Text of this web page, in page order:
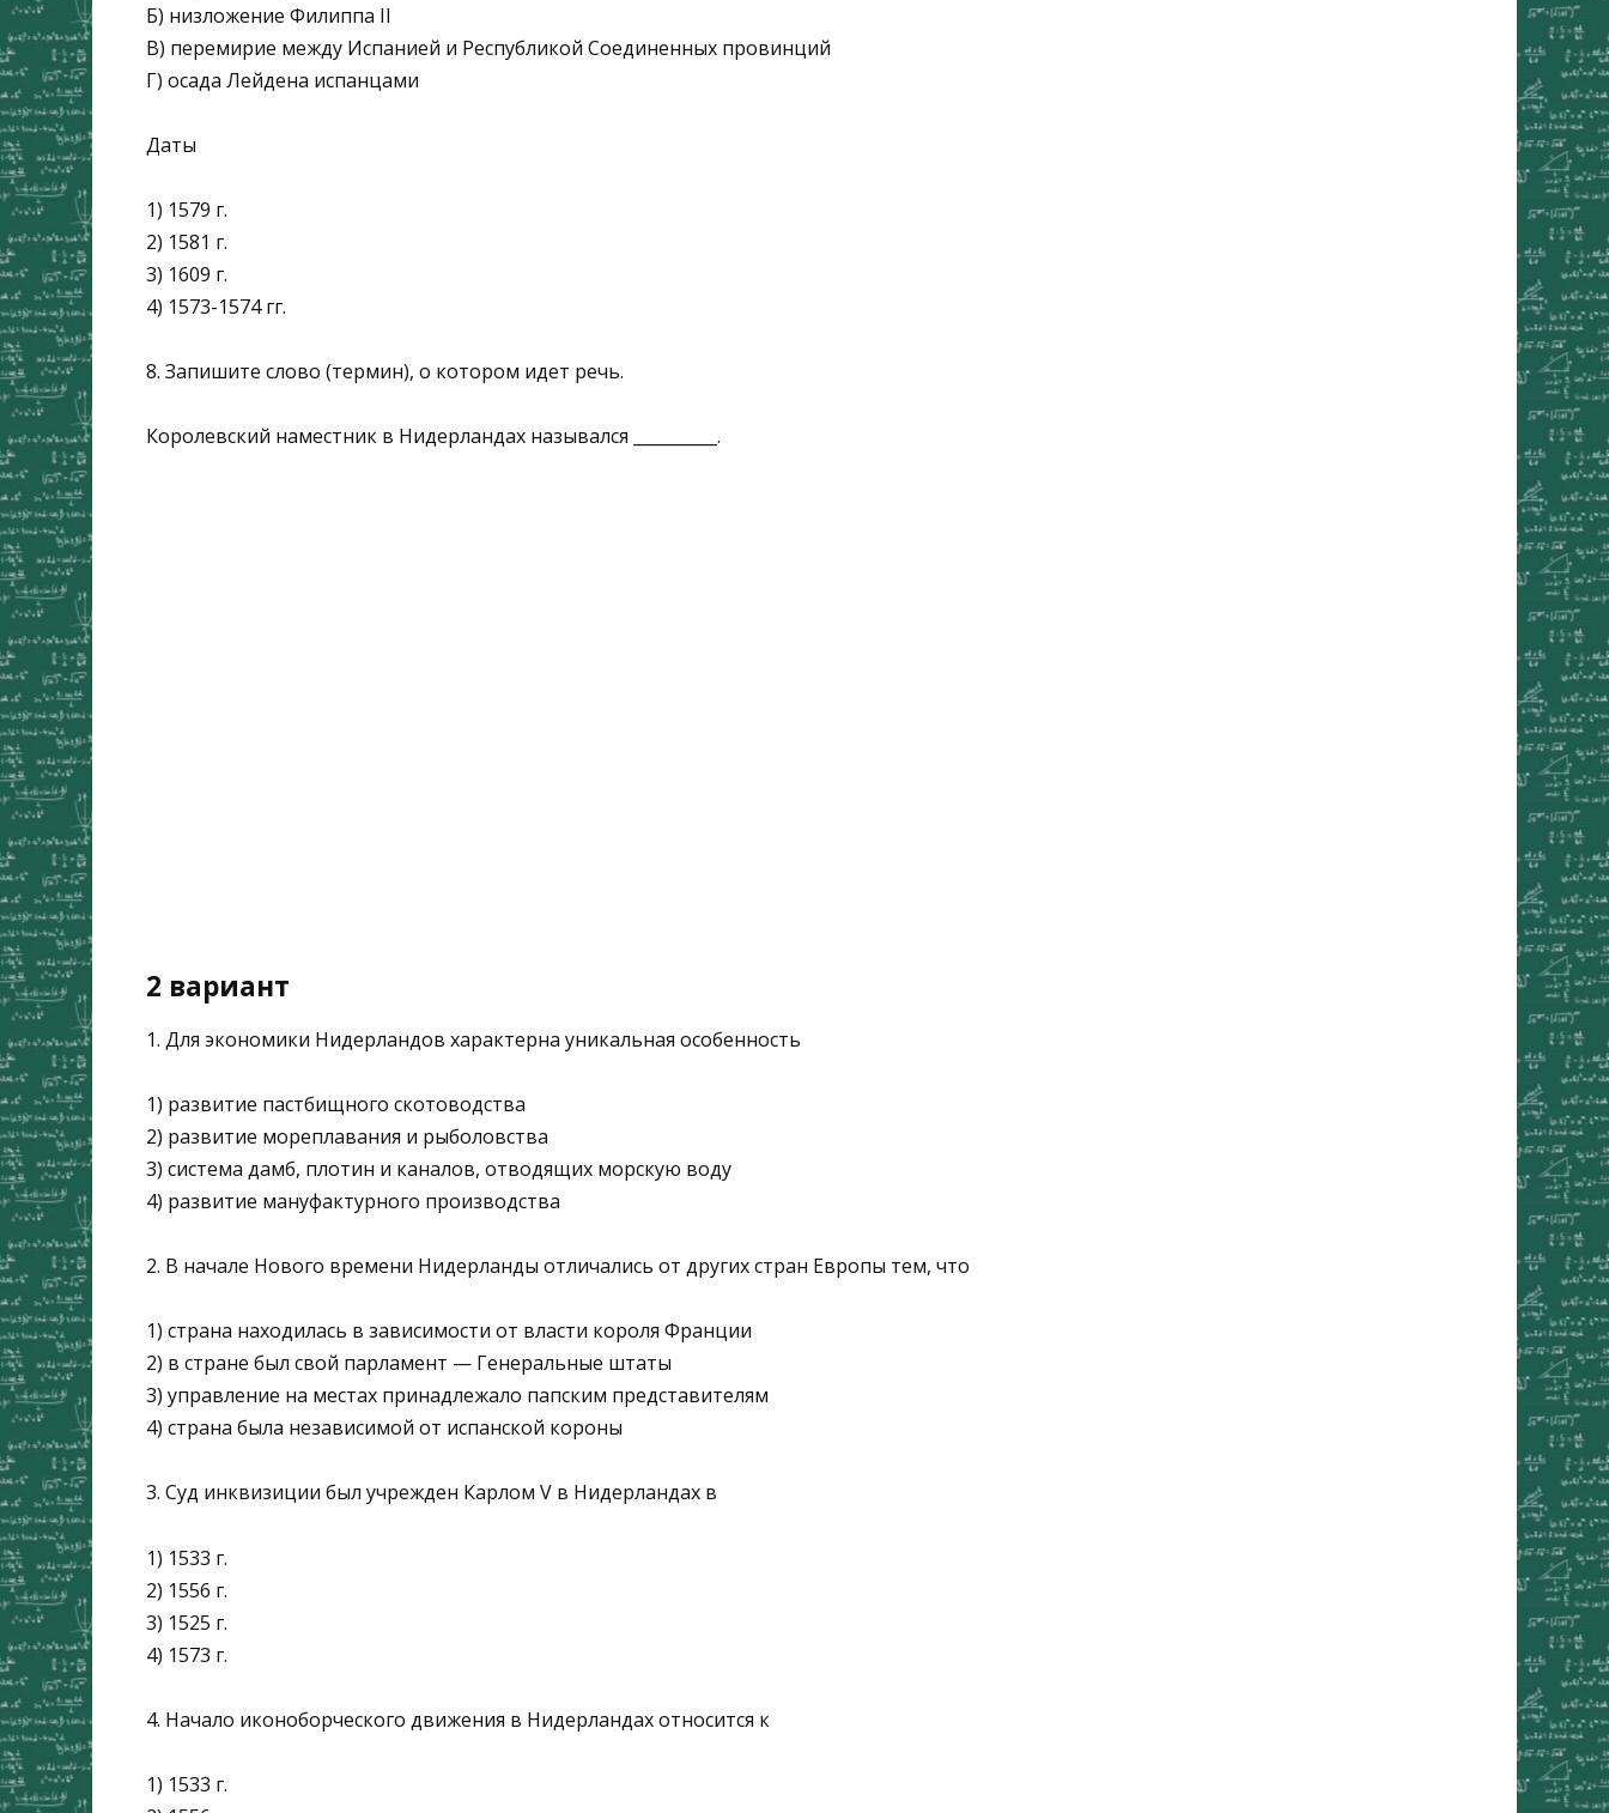
Б) низложение Филиппа II
В) перемирие между Испанией и Республикой Соединенных провинций
Г) осада Лейдена испанцами
Даты
1) 1579 г.
2) 1581 г.
3) 1609 г.
4) 1573-1574 гг.
8. Запишите слово (термин), о котором идет речь.
Королевский наместник в Нидерландах назывался __________.
2 вариант
1. Для экономики Нидерландов характерна уникальная осо­бенность
1) развитие пастбищного скотоводства
2) развитие мореплавания и рыболовства
3) система дамб, плотин и каналов, отводящих морскую воду
4) развитие мануфактурного производства
2. В начале Нового времени Нидерланды отличались от других стран Европы тем, что
1) страна находилась в зависимости от власти короля Франции
2) в стране был свой парламент — Генеральные штаты
3) управление на местах принадлежало папским предста­вителям
4) страна была независимой от испанской короны
3. Суд инквизиции был учрежден Карлом V в Нидерландах в
1) 1533 г.
2) 1556 г.
3) 1525 г.
4) 1573 г.
4. Начало иконоборческого движения в Нидерландах относится к
1) 1533 г.